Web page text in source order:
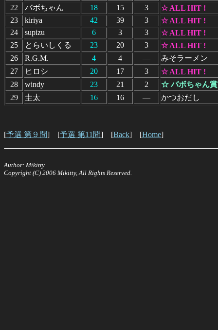
22
バボちゃん 18 15 3
☆ ALL HIT !
23
kiriya 42 39 3
☆ ALL HIT !
24
supizu 6 3 3
☆ ALL HIT !
25
とらいしくる 23 20 3
☆ ALL HIT !
26
R.G.M. 4 4 ―
みそラーメン
27
ヒロシ 20 17 3
☆ ALL HIT !
28
windy 23 21 2
☆ バボちゃん
29
圭太 16 16 ― かつおだし
[予選 第９問] [予選 第11問] [Back] [Home]
Author: Mikitty
Copyright (C) 2006 Mikitty, All Rights Reserved.